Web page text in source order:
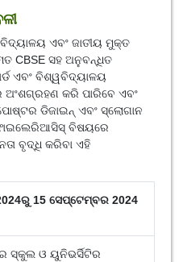
ଏବଂ ଜାତୀୟ ମୁକ୍ତ
CBSE ସହ ଅନୁବନ୍ଧିତ
ଏବଂ ବିଶ୍ୱବିଦ୍ୟାଳୟ
ଅଂଶଗ୍ରହଣ କରି ପାରିବେ ଏବଂ
ଡିଜାଇନ୍ ଏବଂ ସ୍ଲୋଗାନ
ବିଷୟରେ
ବୃଦ୍ଧି କରିବା ଏହି
15 ସେପ୍ଟେମ୍ବର 2024
ସ୍କୁଲ ଓ ୟୁନିଭର୍ସିଟିର